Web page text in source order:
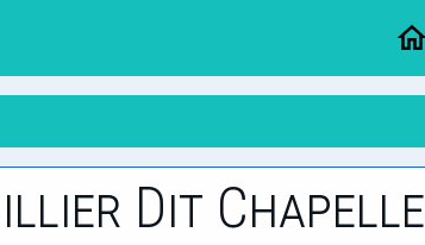
Dit Chapelle